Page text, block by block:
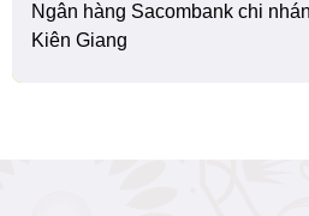
Ngân hàng Sacombank chi
Kiên Giang